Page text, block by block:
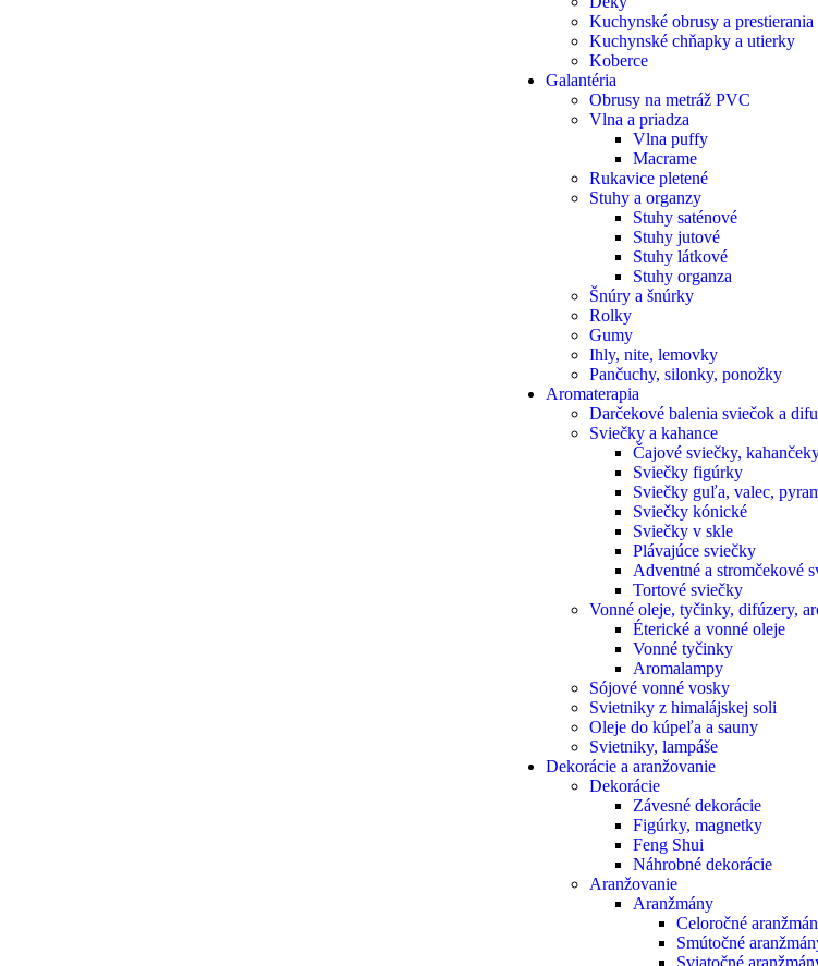
Kuchynské obrusy a prestierania
Kuchynské chňapky a utierky
Koberce
Galantéria
Obrusy na metráž PVC
Vlna a priadza
Vlna puffy
Macrame
Rukavice pletené
Stuhy a organzy
Stuhy saténové
Stuhy jutové
Stuhy látkové
Stuhy organza
Šnúry a šnúrky
Rolky
Gumy
Ihly, nite, lemovky
Pančuchy, silonky, ponožky
Aromaterapia
Darčekové balenia sviečok a
Sviečky a kahance
Čajové sviečky,
Sviečky figúrky
Sviečky guľa, valec,
Sviečky kónické
Sviečky v skle
Plávajúce sviečky
Adventné a stromčekové
Tortové sviečky
Vonné oleje, tyčinky, difúzery,
Éterické a vonné oleje
Vonné tyčinky
Aromalampy
Sójové vonné vosky
Svietniky z himalájskej soli
Oleje do kúpeľa a sauny
Svietniky, lampáše
Dekorácie a aranžovanie
Dekorácie
Závesné dekorácie
Figúrky, magnetky
Feng Shui
Náhrobné dekorácie
Aranžovanie
Aranžmány
Celoročné
Smútočné
Sviatočné